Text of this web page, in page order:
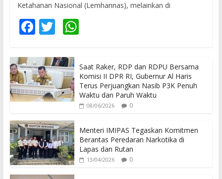
Ketahanan Nasional (Lemhannas), melainkan di
F
e
b
o
o
k
T
itt
er
W
s
A
p
Saat Raker, RDP dan RDPU Bersama
Komisi II DPR RI, Gubernur Al Haris
Terus Perjuangkan Nasib P3K Penuh
Waktu dan Paruh Waktu
08/06/2026 0
Menteri IMIPAS Tegaskan Komitmen
Berantas Peredaran Narkotika di
Lapas dan Rutan
13/04/2026 0